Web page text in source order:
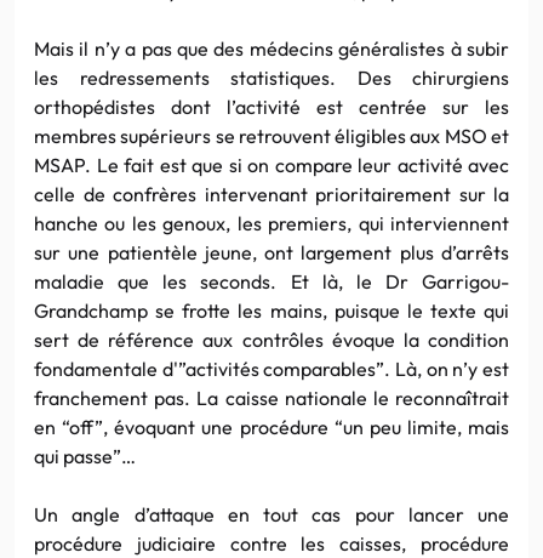
Mais il n’y a pas que des médecins généralistes à subir
les redressements statistiques. Des chirurgiens
orthopédistes dont l’activité est centrée sur les
membres supérieurs se retrouvent éligibles aux MSO et
MSAP. Le fait est que si on compare leur activité avec
celle de confrères intervenant prioritairement sur la
hanche ou les genoux, les premiers, qui interviennent
sur une patientèle jeune, ont largement plus d’arrêts
maladie que les seconds. Et là, le Dr Garrigou-
Grandchamp se frotte les mains, puisque le texte qui
sert de référence aux contrôles évoque la condition
fondamentale d'”activités comparables”. Là, on n’y est
franchement pas. La caisse nationale le reconnaîtrait
en “off”, évoquant une procédure “un peu limite, mais
qui passe”…
Un angle d’attaque en tout cas pour lancer une
procédure judiciaire contre les caisses, procédure